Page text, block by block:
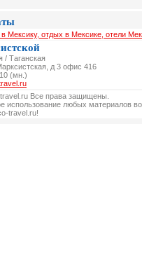
Мексику, отдых в Мексике, отели
/ Таганская
д 3 офис 416
(мн.)
Все права защищены.
использование любых материалов
travel.ru!